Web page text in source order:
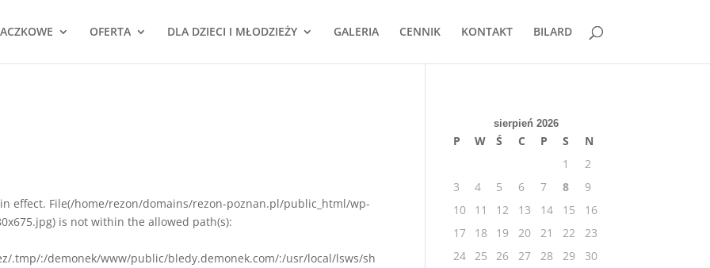
OFERTA DLA DZIECI I MŁODZIEŻY GALERIA CENNIK KONTAKT BILARD
effect. File(/home/rezon/domains/rezon-poznan.pl/public_html/wp-
is not within the allowed path(s):
.tmp/:/demonek/www/public/bledy.demonek.com/:/usr/local/lsws/sh
sierpień 2026
P W Ś C P S
N
1
2
3
4 5 6 7 8
9
10
11 12 13 14 15
16
17
18 19 20 21 22
23
24 25 26 27 28 29
30